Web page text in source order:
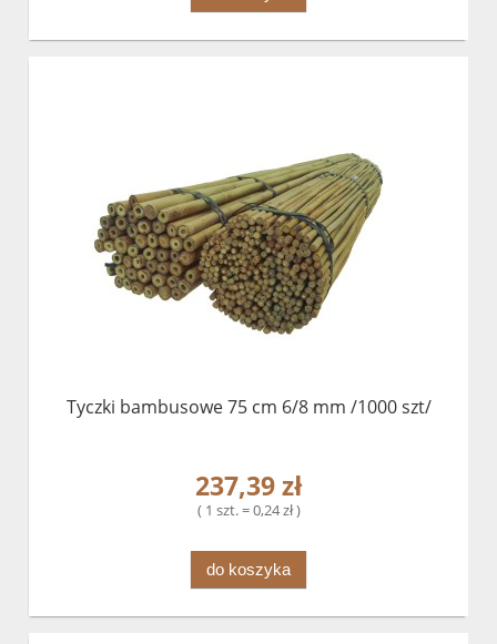
Tyczki bambusowe 75 cm 6/8 mm /1000 szt/
237,39 zł
( 1 szt. = 0,24 zł )
do koszyka